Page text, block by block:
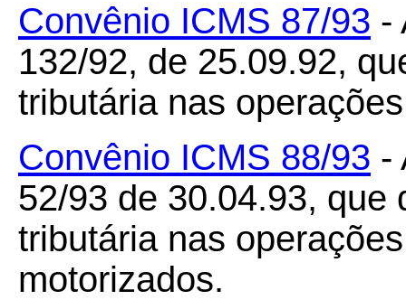
Convênio ICMS 87/93 -
132/92, de 25.09.92,
tributária nas
Convênio ICMS 88/93 -
52/93 de 30.04.93, que
tributária nas
motorizados.